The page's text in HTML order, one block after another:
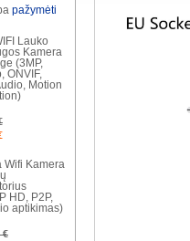
pažymėti
Lauko
Kamera
(3MP,
ONVIF,
Motion
Wifi Kamera
HD, P2P,
aptikimas)
€